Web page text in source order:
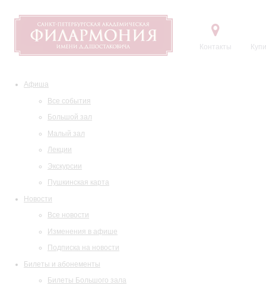
Контакты
Афиша
Все события
Большой зал
Малый зал
Лекции
Экскурсии
Пушкинская карта
Новости
Все новости
Изменения в афише
Подписка на новости
Билеты и абонементы
Билеты Большого зала